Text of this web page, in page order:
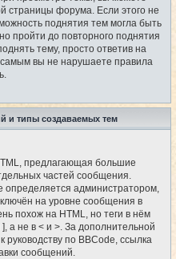
страницы форума. Если этого не
поднятия тем могла быть
пройти до повторного поднятия
тему, просто ответив на
самым вы не нарушаете правила
и типы создаваемых тем
предлагающая большие
частей сообщения.
определяется администратором,
на уровне сообщения в
похож на HTML, но теги в нём
а не в < и >. За дополнительной
по BBCode, ссылка
сообщений.